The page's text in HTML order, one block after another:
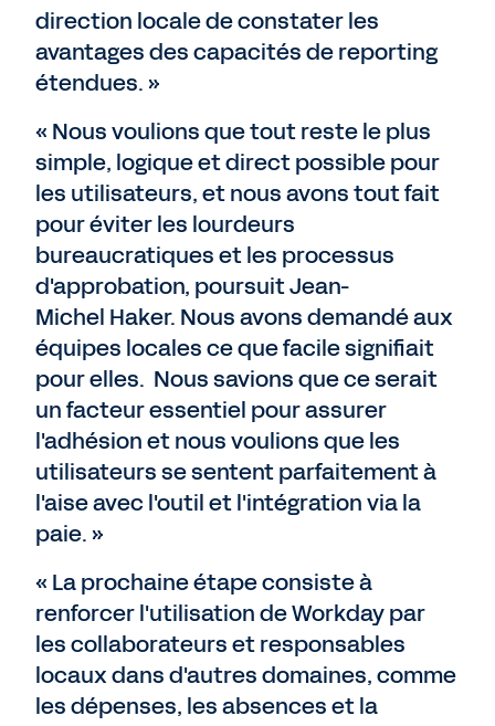
direction locale de constater les
avantages des capacités de reporting
étendues. »
« Nous voulions que tout reste le plus
simple, logique et direct possible pour
les utilisateurs, et nous avons tout fait
pour éviter les lourdeurs
bureaucratiques et les processus
d'approbation, poursuit Jean-
Michel Haker. Nous avons demandé aux
équipes locales ce que facile signifiait
pour elles. Nous savions que ce serait
un facteur essentiel pour assurer
l'adhésion et nous voulions que les
utilisateurs se sentent parfaitement à
l'aise avec l'outil et l'intégration via la
paie. »
« La prochaine étape consiste à
renforcer l'utilisation de Workday par
les collaborateurs et responsables
locaux dans d'autres domaines, comme
les dépenses, les absences et la